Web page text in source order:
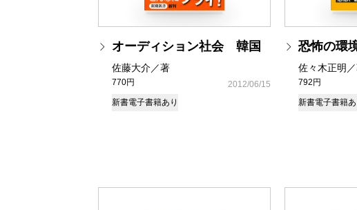
オーディション社会 韓国
佐藤大介／著
770円
2012/06/15
新書電子書籍あり
恐怖の環
佐々木正明
792円
新書電子書籍あ